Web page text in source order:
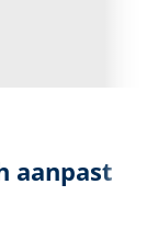
aanpast